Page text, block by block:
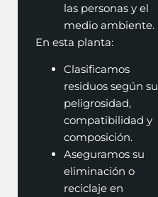
las personas y el
medio ambiente.
En esta planta:
Clasificamos
residuos según su
peligrosidad,
compatibilidad y
composición.
Aseguramos su
eliminación o
reciclaje en